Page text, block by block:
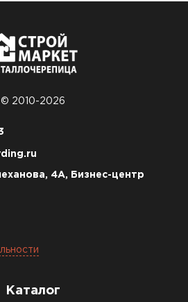
© 2010-2026
4А, Бизнес-центр
Каталог